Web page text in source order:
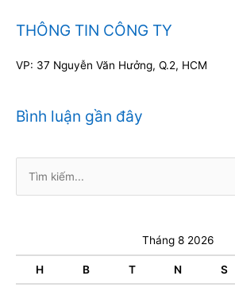
THÔNG TIN CÔNG TY
VP: 37 Nguyễn Văn Hưởng, Q.2, HCM
Bình luận gần đây
kiếm:
Tháng 8 2026
H B T N S